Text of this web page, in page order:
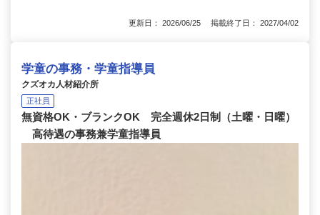
更新日： 2026/06/25 掲載終了日： 2027/04/02
学童の事務・学童指導員
クズオカ人材紹介所
正社員
無資格OK・ブランクOK 完全週休2日制（土曜・日曜）
高待遇の事務兼学童指導員